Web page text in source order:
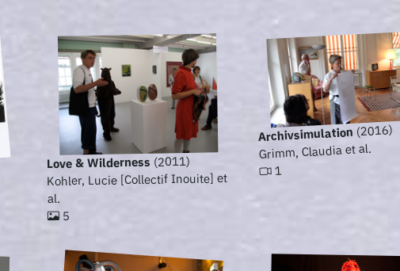
Love & Wilderness (2011)
Kohler, Lucie [Collectif Inouite] et
al.
5
Archivsimulation(2016)
Grimm, Claudia et al.
1